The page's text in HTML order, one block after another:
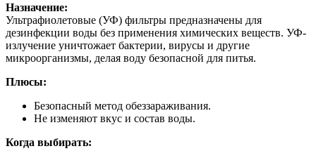
Назначение:
Ультрафиолетовые (УФ) фильтры предназначены для
дезинфекции воды без применения химических веществ. УФ-
излучение уничтожает бактерии, вирусы и другие
микроорганизмы, делая воду безопасной для питья.
Плюсы:
Безопасный метод обеззараживания.
Не изменяют вкус и состав воды.
Когда выбирать: